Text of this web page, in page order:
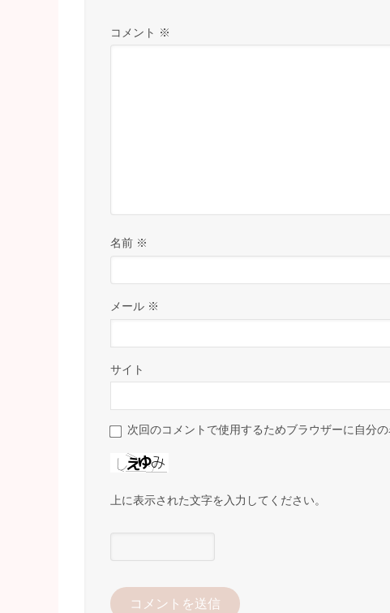
コメント ※
名前 ※
メール ※
サイト
次回のコメントで使用するためブラウザーに自分
上に表示された文字を入力してください。